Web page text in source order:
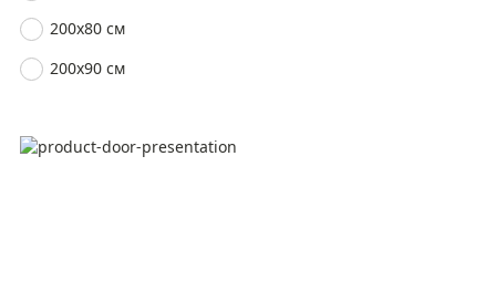
200х80 см
200х90 см